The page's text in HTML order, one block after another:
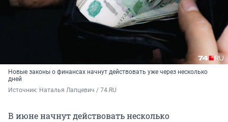
Новые законы о финансах начнут действовать уже через несколько
дней
Источник: Наталья Лапцевич / 74.RU
В июне начнут действовать несколько